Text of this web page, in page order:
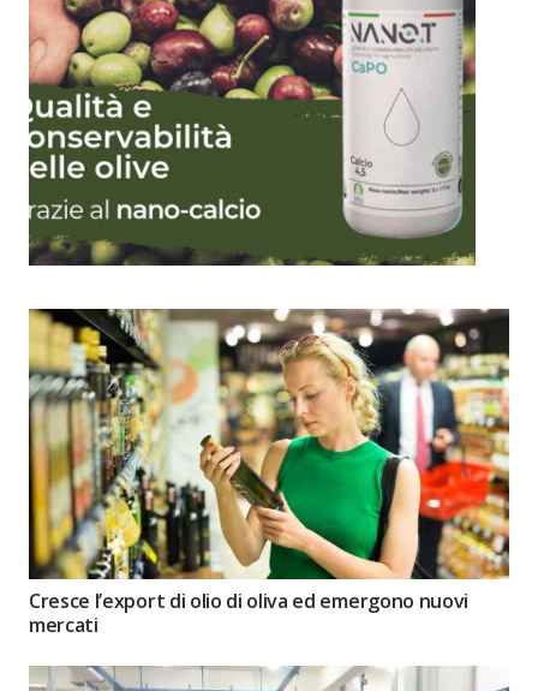
Cresce l’export di olio di oliva ed emergono nuovi
mercati